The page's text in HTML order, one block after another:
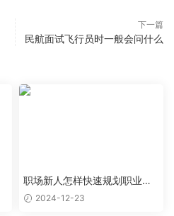
下一篇
民航面试飞行员时一般会问什么
职场新人怎样快速规划职业生
涯起步
2024-12-23